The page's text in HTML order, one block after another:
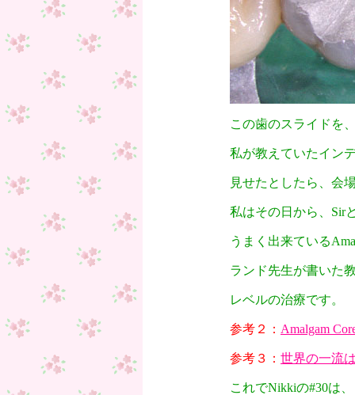
この歯のスライドを
私が教えていたイン
見せたとしたら、会
私はその日から、Sir
うまく出来ている
ランド先生が書いた
レベルの治療です。
参考２： Amalgam
参考３： 世界の一流
これでNikkiの#30は、